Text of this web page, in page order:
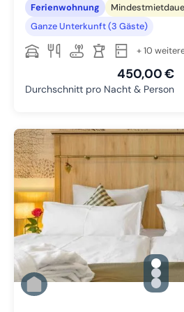
Ferienwohnung
Ganze Unterkunft (3 Gäste)
+ 10
450,00 €
Durchschnitt pro Nacht & Person
Zu
Zu
Zu